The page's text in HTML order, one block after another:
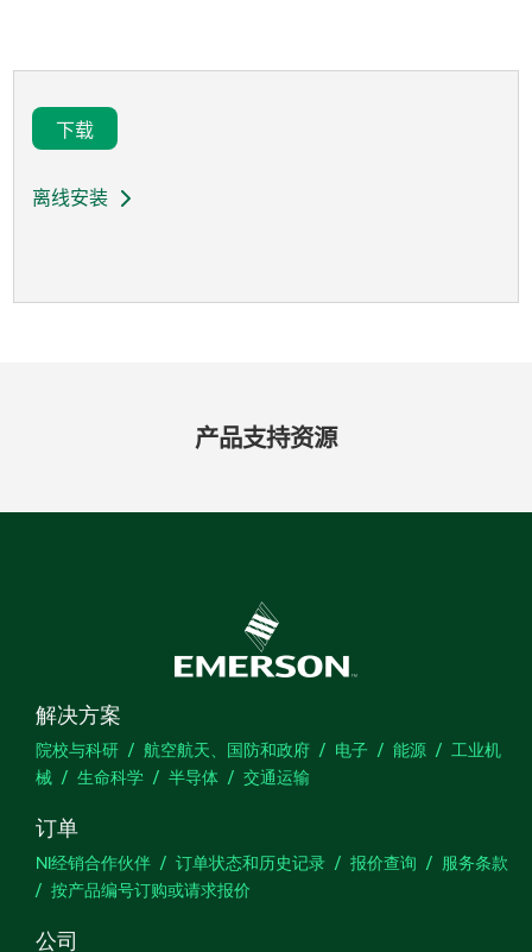
下载
离线安装
产品​支持​资源
解决方案
院校与科研 航空航天、国防和政府 电子 能源
工业机
械
生命科学 半导体 交通运输
订单
NI经销合作伙伴 订单状态和历史记录 报价查询
服务条款
按产品编号订购或请求报价
公司